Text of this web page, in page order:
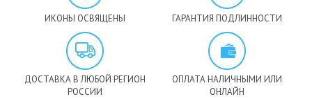
ИКОНЫ ОСВЯЩЕНЫ ГАРАНТИЯ ПОДЛИННОСТИ
ДОСТАВКА В ЛЮБОЙ РЕГИОН
РОССИИ
ОПЛАТА НАЛИЧНЫМИ ИЛИ
ОНЛАЙН